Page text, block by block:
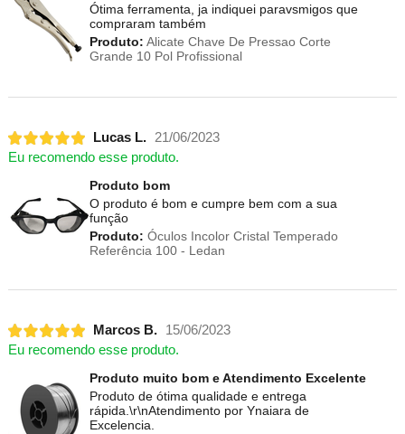
Ótima ferramenta, ja indiquei paravsmigos que
compraram também
Produto: Alicate Chave De Pressao Corte
Grande 10 Pol Profissional
Lucas L. 21/06/2023
Eu recomendo esse produto.
Produto bom
O produto é bom e cumpre bem com a sua
função
Produto: Óculos Incolor Cristal Temperado
Referência 100 - Ledan
Marcos B.
15/06/2023
Eu recomendo esse produto.
Produto muito bom e Atendimento Excelente
Produto de ótima qualidade e entrega
rápida.\r\nAtendimento por Ynaiara de
Excelencia.